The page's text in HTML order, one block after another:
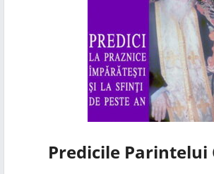
Predicile Parintelui